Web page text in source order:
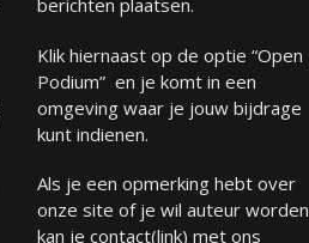
berichten plaatsen.
Klik hiernaast op de optie “Open
Podium” en je komt in een
omgeving waar je jouw bijdrage
kunt indienen.
Als je een opmerking hebt over
onze site of je wil auteur worden
kan je contact(link) met ons